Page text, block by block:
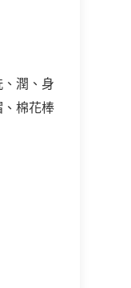
潤、身
棉花棒